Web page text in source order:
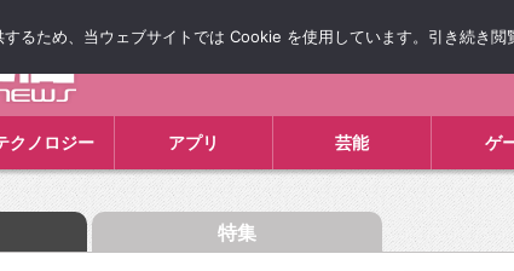
クノロジー アプリ 芸能 ゲ
特集
るため、当ウェブサイトでは Cookie を使用しています。引き続き